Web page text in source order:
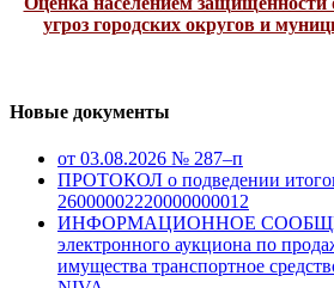
угроз городских округов и
Новые документы
от 03.08.2026 № 287–п
ПРОТОКОЛ о подведении
26000002220000000012
ИНФОРМАЦИОННОЕ
электронного аукциона по
имущества транспортное